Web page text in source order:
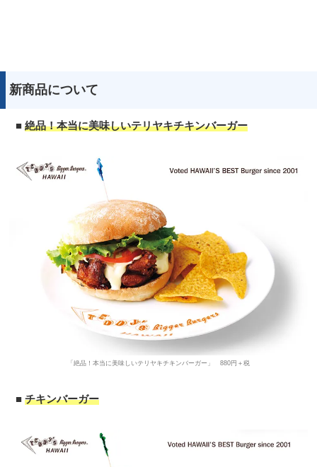
新商品について
■絶品！本当に美味しいテリヤキチキンバーガー
「絶品！本当に美味しいテリヤキチキンバーガー」 880円＋税
■チキンバーガー